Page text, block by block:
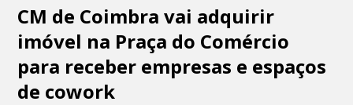
CM de Coimbra vai adquirir
imóvel na Praça do Comércio
para receber empresas e espaços
de cowork